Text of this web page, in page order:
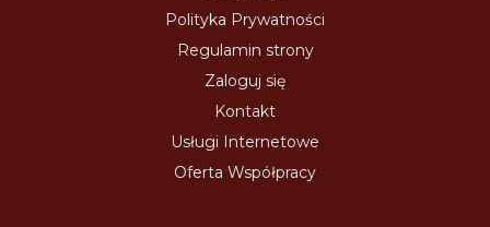
Polityka Prywatności
Regulamin strony
Zaloguj się
Kontakt
Usługi Internetowe
Oferta Współpracy